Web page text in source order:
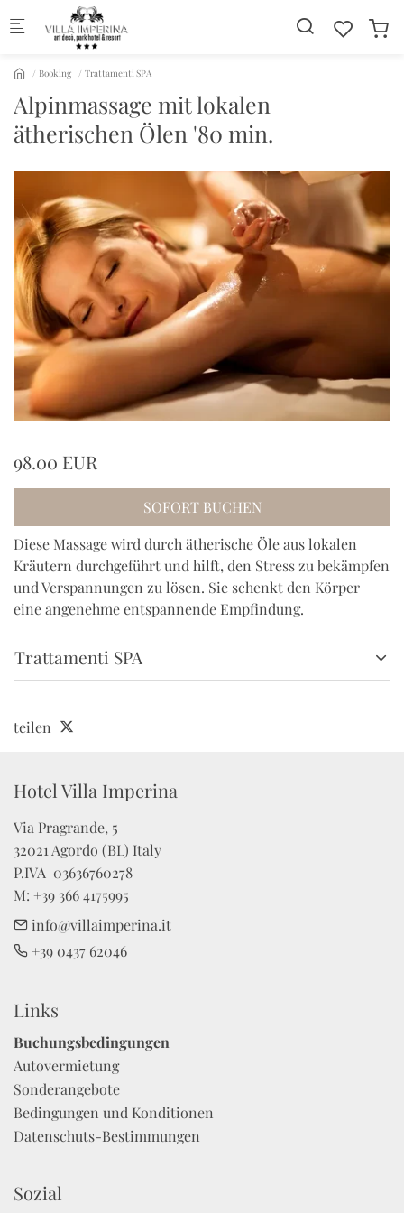
Skip to main content
Booking Trattamenti SPA
Alpinmassage mit lokalen
ätherischen Ölen '80 min.
98.00 EUR
SOFORT BUCHEN
Diese Massage wird durch ätherische Öle aus lokalen
Kräutern durchgeführt und hilft, den Stress zu bekämpfen
und Verspannungen zu lösen. Sie schenkt den Körper
eine angenehme entspannende Empfindung.
Trattamenti SPA
teilen
Hotel Villa Imperina
Via Pragrande, 5
32021 Agordo (BL) Italy
P.IVA  03636760278
M: +39 366 4175995
info@villaimperina.it
+39 0437 62046
Links
Buchungsbedingungen
Autovermietung
Sonderangebote
Bedingungen und Konditionen
Datenschuts-Bestimmungen
Sozial